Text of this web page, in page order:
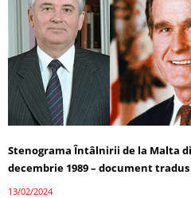
Stenograma Întâlnirii de la Malta
decembrie 1989 – document tradus
13/02/2024